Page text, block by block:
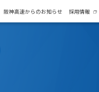
阪神高速からのお知らせ 採用情報